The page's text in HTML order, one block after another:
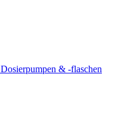
Dosierpumpen & -flaschen